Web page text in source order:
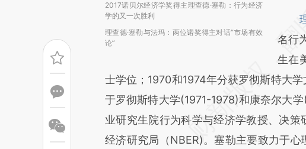
2017诺贝尔经济学奖得主理查德·塞勒：行为经济
学的又一次胜利
理查德·塞勒与法玛：两位诺奖得主对话“市场有效
论”
成，
新观
对和
名行
生在
士学位；1970和1974年分获罗彻斯特大
于罗彻斯特大学(1971-1978)和康奈尔大
业研究生院行为科学与经济学教授、决
经济研究局（NBER)。塞勒主要致力于